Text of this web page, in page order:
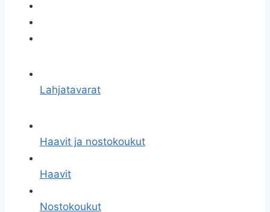
Lahjatavarat
Haavit ja nostokoukut
Haavit
Nostokoukut